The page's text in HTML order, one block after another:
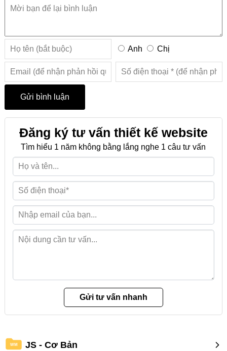
Anh Chị
Đăng ký tư vấn thiết kế website
Tìm hiểu 1 năm không bằng lắng nghe 1 câu tư vấn
WM JS - Cơ Bản